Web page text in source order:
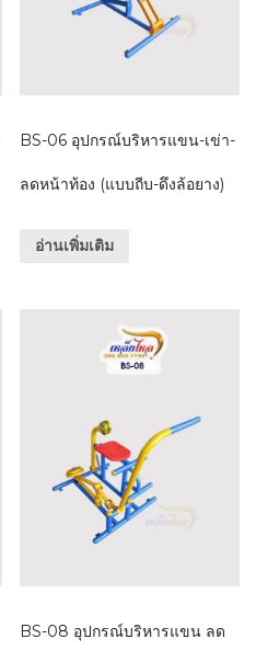
BS-06 อุปกรณ์บริหารแขน-เข่า-
ลดหน้าท้อง (แบบถีบ-ดึงล้อยาง)
อ่านเพิ่มเติม
BS-08 อุปกรณ์บริหารแขน ลด